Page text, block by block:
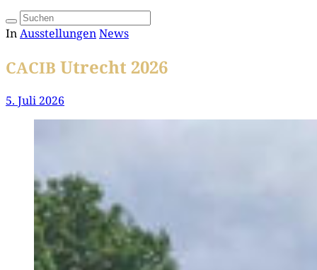
InAusstellungenNews
CACIB Utrecht 2026
5. Juli 2026